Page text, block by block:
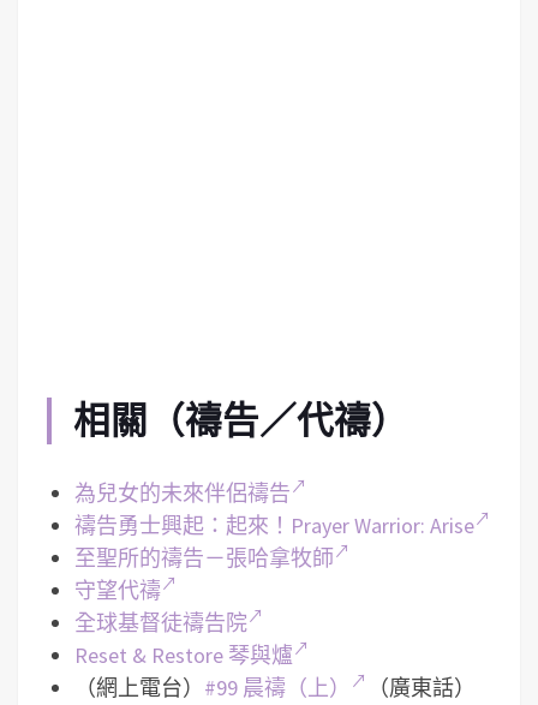
相關（禱告／代禱）
為兒女的未來伴侶禱告
禱告勇士興起：起來！Prayer Warrior: Arise
至聖所的禱告－張哈拿牧師
守望代禱
全球基督徒禱告院
Reset & Restore 琴與爐
（網上電台） #99 晨禱（上）
（廣東話）